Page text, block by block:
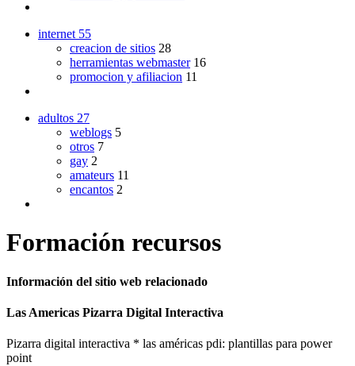
internet 55
creacion de sitios 28
herramientas webmaster 16
promocion y afiliacion 11
adultos 27
weblogs 5
otros 7
gay 2
amateurs 11
encantos 2
Formación recursos
Información del sitio web relacionado
Las Americas Pizarra Digital Interactiva
Pizarra digital interactiva * las américas pdi: plantillas para power
point